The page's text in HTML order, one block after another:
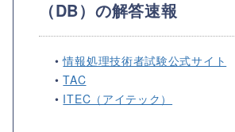
（DB）の解答速報
•情報処理技術者試験公式サイト
•TAC
• ITEC（アイテック）